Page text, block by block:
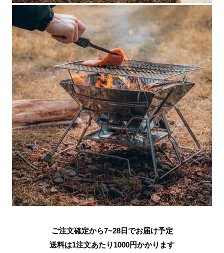
ご注文確定から7~28日でお届け予定
送料は1注文あたり 1000円かかります